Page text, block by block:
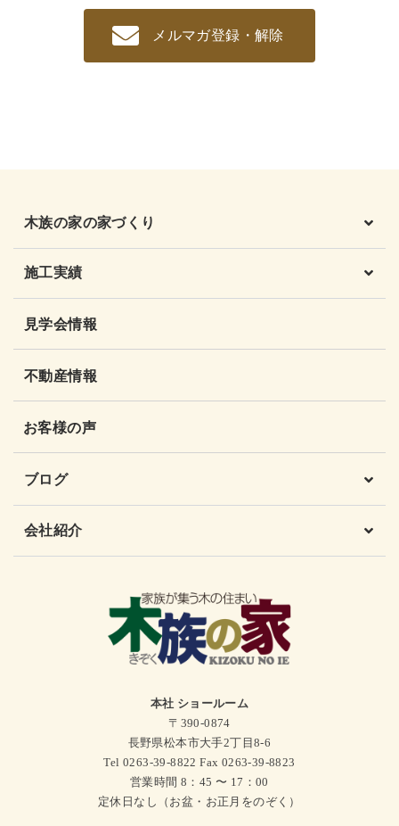
メルマガ登録・解除
木族の家の家づくり
施工実績
見学会情報
不動産情報
お客様の声
ブログ
会社紹介
本社 ショールーム
〒390-0874
長野県松本市大手2丁目8-6
Tel 0263-39-8822 Fax 0263-39-8823
営業時間 8：45 〜 17：00
定休日なし（お盆・お正月をのぞく）